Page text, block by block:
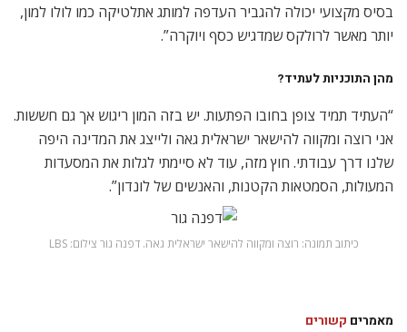
בסיס מקצועי יכולה להגביר העדפה למותג אתלטיקה כמו לולו למון,
יותר מאשר לרולקס שמדגיש כסף ויוקרה”.
מהן התוכניות לעתיד?
“העתיד תמיד צופן בחובו הפתעות. יש בזה המון ריגוש אך גם חששות.
אני רוצה ומקווה להישאר ישראלית גאה ולייצג את המדינה היפה
שלנו דרך עבודתי. חוץ מזה, עוד לא סיימתי לגלות את המסעדות
המעולות, הסמטאות הקטנות, והאנשים של לונדון”.
כיתוב תמונה: רוצה ומקווה להישאר ישראלית גאה. דפנה גור צילום: LBS
מאמרים קשורים